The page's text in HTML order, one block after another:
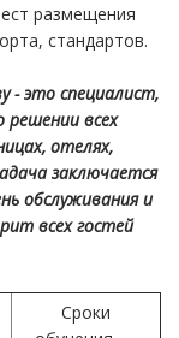
размещения
стандартов.
- это специалист,
всех
отелях,
заключается
обслуживания и
всех гостей
Сроки